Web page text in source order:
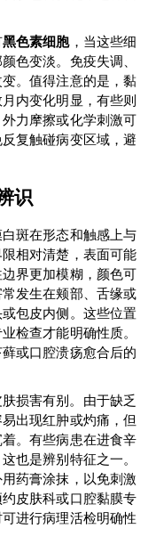
黑色素细胞，当这些细
色变淡。免疫失调、
。值得注意的是，黏
内变化明显，有些则
力摩擦或化学刺激可
复触碰病变区域，避
识
斑在形态和触感上与
相对清楚，表面可能
界更加模糊，颜色可
发生在颊部、舌缘或
包皮内侧。这些位置
检查才能明确性质。
或口腔溃疡愈合后的
损害有别。由于缺乏
出现红肿或灼痛，但
。有些病患在进食辛
也是辨别特征之一。
药膏涂抹，以免刺激
皮肤科或口腔黏膜专
进行病理活检明确性